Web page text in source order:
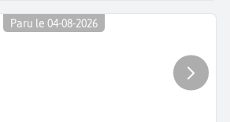
Paru le 04-08-2026